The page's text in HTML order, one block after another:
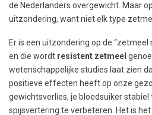
de Nederlanders overgewicht. Maar
uitzondering, want niet elk type
Er is een uitzondering op de
en die wordt resistent zetmeel
wetenschappelijke studies laat zien
positieve effecten heeft op onze
gewichtsverlies, je bloedsuiker stabiel
spijsvertering te verbeteren. Het is